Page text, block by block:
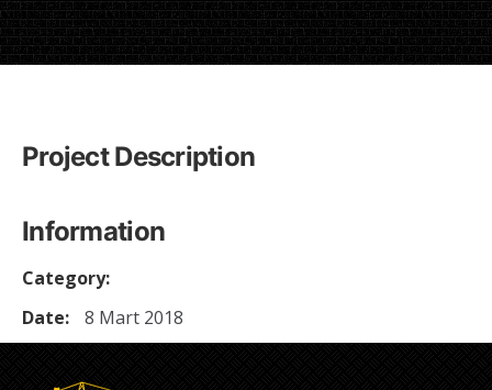
Project Description
Information
Category:
Date:
8 Mart 2018